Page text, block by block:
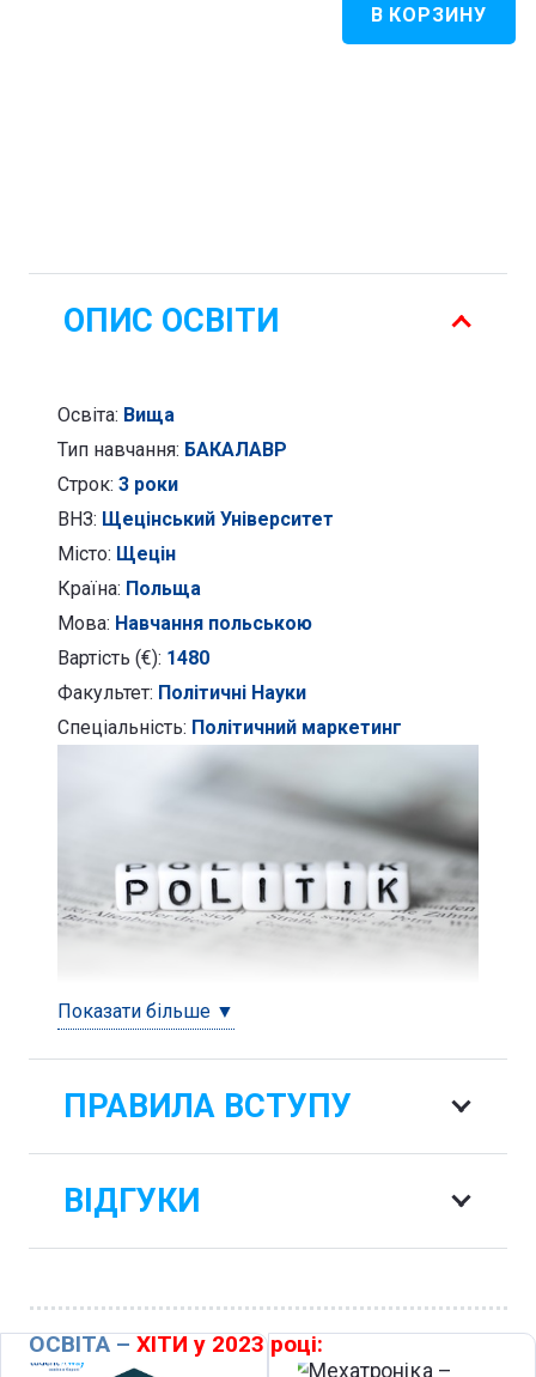
В КОРЗИНУ
ОПИС ОСВІТИ
Освіта: Вища
Тип навчання: БАКАЛАВР
Строк: 3 роки
ВНЗ: Щецінський Університет
Місто: Щецін
Країна: Польща
Мова: Навчання польською
Вартість (€): 1480
Факультет: Політичні Науки
Спеціальність: Політичний маркетинг
Показати більше ▼
ПРАВИЛА ВСТУПУ
ВІДГУКИ
ОСВІТА – ХІТИ у 2023 році: